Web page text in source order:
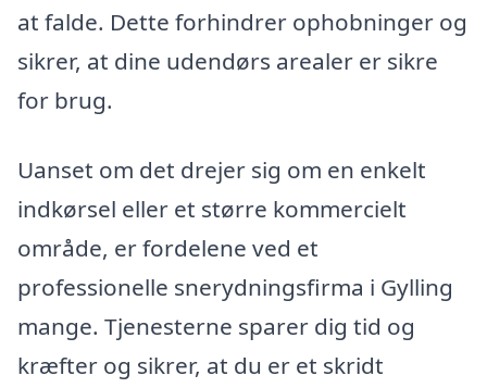
at falde. Dette forhindrer ophobninger og
sikrer, at dine udendørs arealer er sikre
for brug.
Uanset om det drejer sig om en enkelt
indkørsel eller et større kommercielt
område, er fordelene ved et
professionelle snerydningsfirma i Gylling
mange. Tjenesterne sparer dig tid og
kræfter og sikrer, at du er et skridt